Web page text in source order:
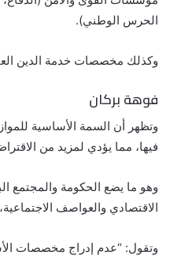
الحرس الوطني).
وكذلك مخصصات خدمة الدين
فوهة بركان
وتظهر أن السمة الأساسية
فيها، مما يؤدي لمزيد من
وهو ما يضع الحكومة والمجتمع
الاقتصادي والعواصف
وتقول: “عدم إدراج مخصصات